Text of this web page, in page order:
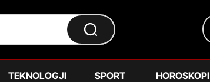
TEKNOLOGJI SPORT HOROSKOPI